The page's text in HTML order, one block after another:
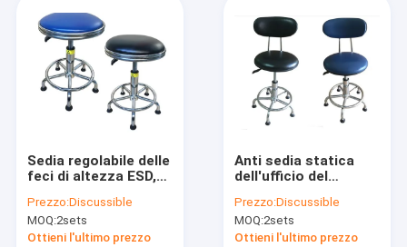
Sedia regolabile delle
feci di altezza ESD,
laboratorio dell'unità
di elaborazione
Prezzo:Discussible
MOQ:2sets
Ottieni l'ultimo prezzo
Anti sedia statica
dell'ufficio del
lavoro dell'unità di
elaborazione con le
ruote
Prezzo:Discussible
MOQ:2sets
Ottieni l'ultimo prezzo